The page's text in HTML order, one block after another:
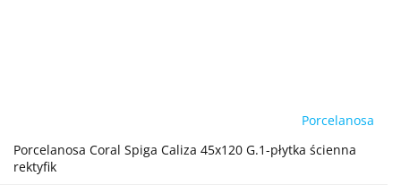
Porcelanosa
Porcelanosa Coral Spiga Caliza 45x120 G.1-płytka ścienna
rektyfik